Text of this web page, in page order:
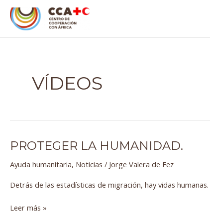
contenido
VÍDEOS
PROTEGER LA HUMANIDAD.
Ayuda humanitaria, Noticias / Jorge Valera de Fez
Detrás de las estadísticas de migración, hay vidas humanas.
Proteger
humanidad.
Leer más »